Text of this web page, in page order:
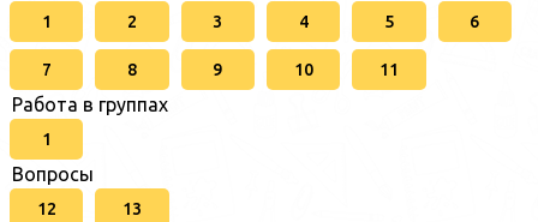
1 2 3 4 5 6
7 8 9 10 11
Работа в группах
1
Вопросы
12 13